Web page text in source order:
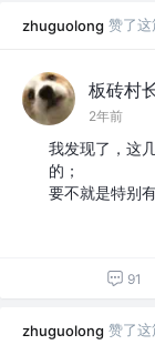
zhuguolong 赞了这
板砖村
2年前
我发现了，这
的；
要不就是特别
91
zhuguolong 赞了这